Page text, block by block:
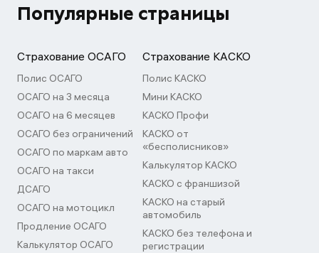
Популярные страницы
Страхование ОСАГО
Полис ОСАГО
ОСАГО на 3 месяца
ОСАГО на 6 месяцев
ОСАГО без ограничений
ОСАГО по маркам авто
ОСАГО на такси
ДСАГО
ОСАГО на мотоцикл
Продление ОСАГО
Калькулятор ОСАГО
Страхование КАСКО
Полис КАСКО
Мини КАСКО
КАСКО Профи
КАСКО от
«бесполисников»
Калькулятор КАСКО
КАСКО с франшизой
КАСКО на старый
автомобиль
КАСКО без телефона и
регистрации